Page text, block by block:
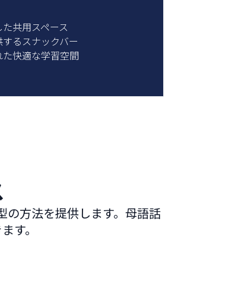
共用スペース
るスナックバー
快適な学習空間
の方法を提供します。母語話
す。